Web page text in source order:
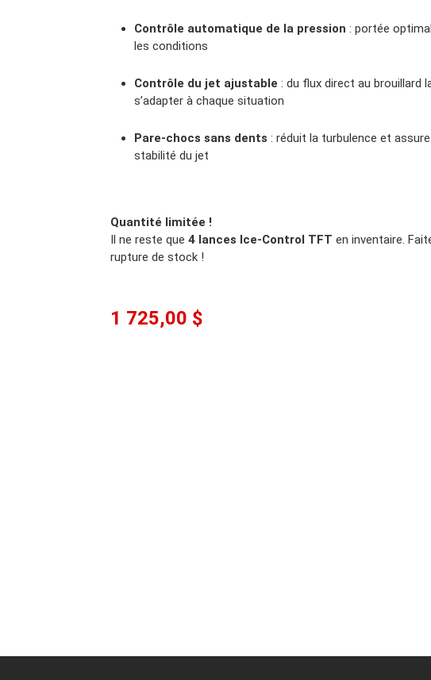
Contrôle automatique de la pression : portée
les conditions
Contrôle du jet ajustable : du flux direct au brouillard
s’adapter à chaque situation
Pare-chocs sans dents : réduit la turbulence et
stabilité du jet
Quantité limitée !
Il ne reste que4 lances Ice-Control TFT en inventaire.
rupture de stock !
1 725,00 $